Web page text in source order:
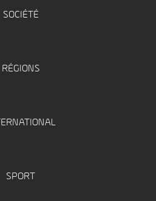
SOCIÉTÉ
RÉGIONS
SPORT